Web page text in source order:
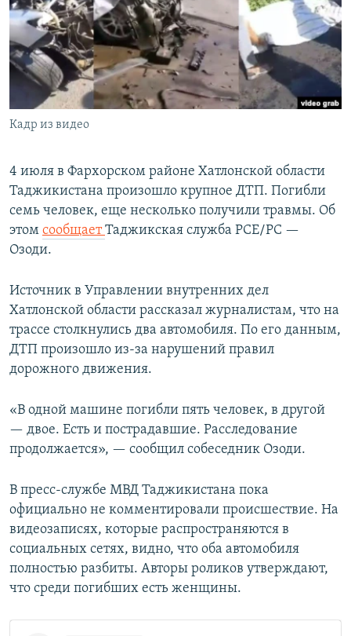
Кадр из видео
4 июля в Фархорском районе Хатлонской области
Таджикистана произошло крупное ДТП. Погибли
семь человек, еще несколько получили травмы. Об
этом сообщаетТаджикская служба РСЕ/РС —
Озоди.
Источник в Управлении внутренних дел
Хатлонской области рассказал журналистам, что на
трассе столкнулись два автомобиля. По его данным,
ДТП произошло из-за нарушений правил
дорожного движения.
«В одной машине погибли пять человек, в другой
— двое. Есть и пострадавшие. Расследование
продолжается», — сообщил собеседник Озоди.
В пресс-службе МВД Таджикистана пока
официально не комментировали происшествие. На
видеозаписях, которые распространяются в
социальных сетях, видно, что оба автомобиля
полностью разбиты. Авторы роликов утверждают,
что среди погибших есть женщины.